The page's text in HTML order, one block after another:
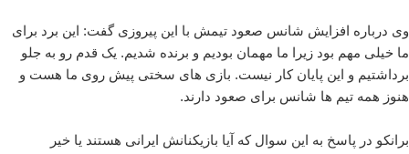
وی درباره افزایش شانس صعود تیمش با این پیروزی گفت: این برد برای
ما خیلی مهم بود زیرا ما مهمان بودیم و برنده شدیم. یک قدم رو به جلو
برداشتیم و این پایان کار نیست. بازی های سختی پیش روی ما هست و
هنوز همه تیم ها شانس برای صعود دارند.
برانکو در پاسخ به این سوال که آیا بازیکنانش ایرانی هستند یا خیر